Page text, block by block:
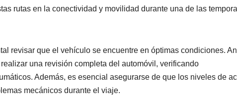
rutas en la conectividad y movilidad durante una de las
revisar que el vehículo se encuentre en óptimas condiciones.
una revisión completa del automóvil, verificando
Además, es esencial asegurarse de que los niveles de
mecánicos durante el viaje.